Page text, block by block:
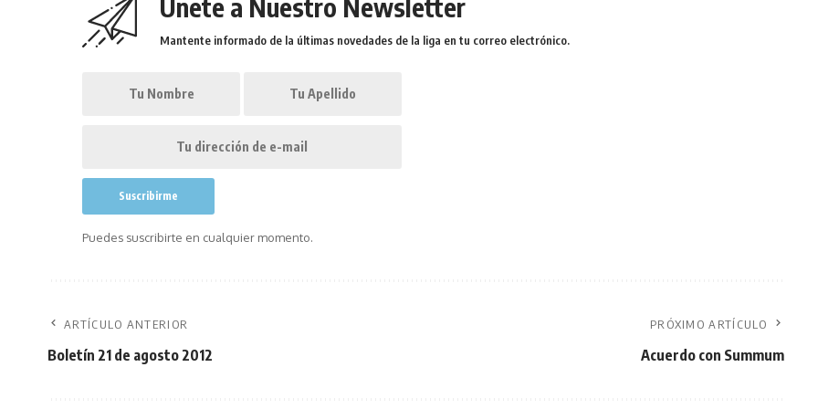
Únete a Nuestro Newsletter
Mantente informado de la últimas novedades de la liga en tu correo electrónico.
Puedes suscribirte en cualquier momento.
ARTÍCULO ANTERIOR
Boletín 21 de agosto 2012
PRÓXIMO ARTÍCULO
Acuerdo con Summum